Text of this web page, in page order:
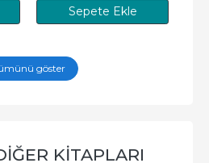
Sepete Ekle
göster
KITAPLARI